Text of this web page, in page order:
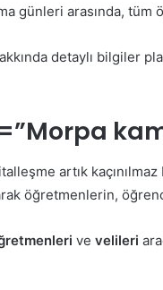
günleri arasında, tüm
detaylı bilgiler
artık
öğretmenlerin,
ve velileri